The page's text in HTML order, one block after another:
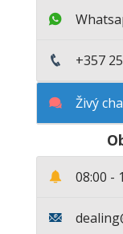
+357
Živý
08:00 -